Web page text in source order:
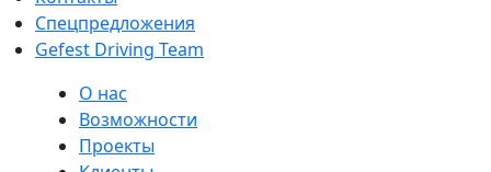
Спецпредложения
Gefest Driving Team
О нас
Возможности
Проекты